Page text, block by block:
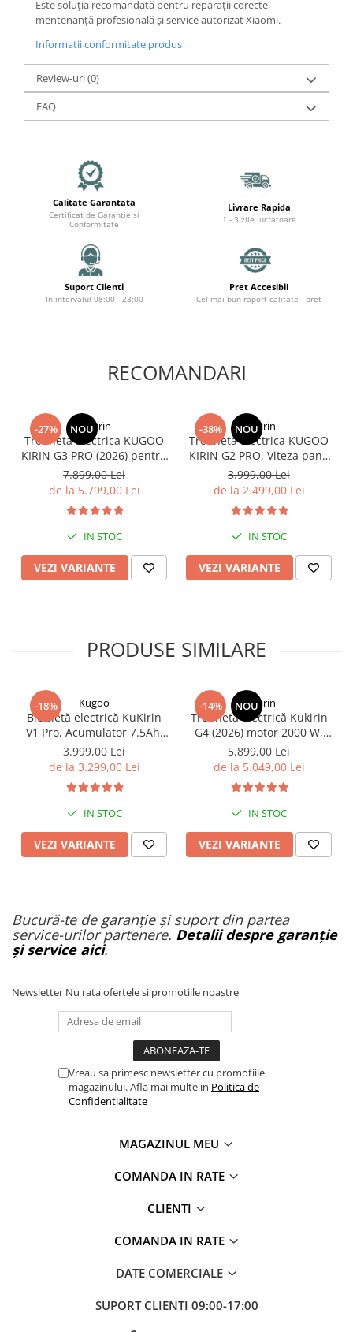
Suspensii & amortizoare
Rulmenți
Transmisii & lanțuri
Claxoane / sonerii (timbres)
Frâne
Cabluri de frână
Manete de frână
Consumabile & Unelte
Organizatoare cabluri
Unelte & truse
Șuruburi / kituri prindere
Este soluția recomandată pentru reparații corecte,
mentenanță profesională și service autorizat Xiaomi.
Informatii conformitate produs
Review-uri(0)
FAQ
Calitate Garantata
Certificat de Garantie si
Conformitate
Livrare Rapida
1 - 3 zile lucratoare
Suport Clienti
In intervalul 08:00 - 23:00
Pret Accesibil
Cel mai bun raport calitate - pret
RECOMANDARI
-27% NOU
KuKirin
Trotineta Electrica KUGOO
KIRIN G3 PRO (2026) pentru
Teren Accidentat (Off-Road
Electric Scooter) - Motor
Dual 2x1200W, Autonomie
de 80km, Viteză Până la
65km/h, Baterie 52V 23.2Ah
7.899,00 Lei
de la 5.799,00 Lei
IN STOC
VEZI VARIANTE
-38% NOU
KuKirin
Trotineta Electrica KUGOO
KIRIN G2 PRO, Viteza pana
la 45km/h, Autonomie
55Km, Motor 600W, 48V
15Ah
3.999,00 Lei
de la 2.499,00 Lei
IN STOC
VEZI VARIANTE
PRODUSE SIMILARE
-18% Kugoo
Bicicletă electrică KuKirin
V1 Pro, Acumulator 7.5Ah,
Anvelope de 20 inch, Viteză
maximă de 45 km/h.
3.999,00 Lei
de la 3.299,00 Lei
IN STOC
VEZI VARIANTE
-14% NOU
KuKirin
Trotinetă electrică Kukirin
G4 (2026) motor 2000 W,
viteză maximă 70 km/h,
baterie cu litiu 60 V 20 Ah,
anvelope de 11 inchi
5.899,00 Lei
de la 5.049,00 Lei
IN STOC
VEZI VARIANTE
Bucură-te de garanție și suport din partea
service-urilor partenere. Detalii despre garanție
și service aici.
Newsletter Nu rata ofertele si promotiile noastre
Vreau sa primesc newsletter cu promotiile
magazinului. Afla mai multe in Politica de
Confidentialitate
MAGAZINUL MEU
COMANDA IN RATE
CLIENTI
COMANDA IN RATE
DATE COMERCIALE
SUPORT CLIENTI 09:00-17:00